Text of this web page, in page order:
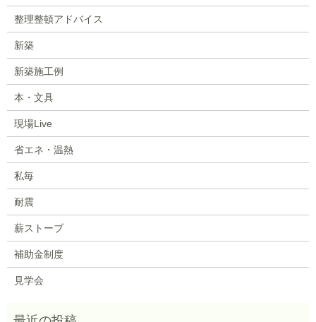
整理整頓アドバイス
新築
新築施工例
本・文具
現場Live
省エネ・温熱
私毎
耐震
薪ストーブ
補助金制度
見学会